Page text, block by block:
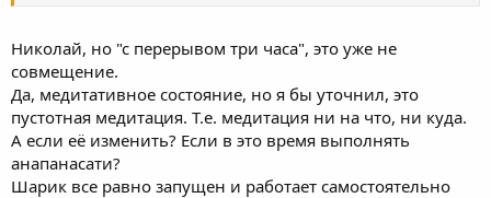
Николай, но "с перерывом три часа", это уже не
совмещение.
Да, медитативное состояние, но я бы уточнил, это
пустотная медитация. Т.е. медитация ни на что, ни куда.
А если её изменить? Если в это время выполнять
анапанасати?
Шарик все равно запущен и работает самостоятельно